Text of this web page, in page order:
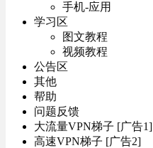
手机-应用
学习区
图文教程
视频教程
公告区
其他
帮助
问题反馈
大流量VPN梯子 [广告1]
高速VPN梯子 [广告2]